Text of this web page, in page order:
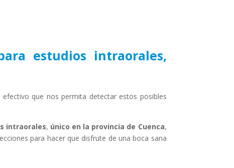
estudios intraorales,
que nos permita detectar estos posibles
intraorales, único en la provincia de Cuenca,
para hacer que disfrute de una boca sana